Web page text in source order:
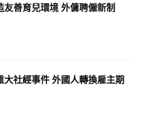
善育兒環境 外傭聘僱新制
大社經事件 外國人轉換雇主期